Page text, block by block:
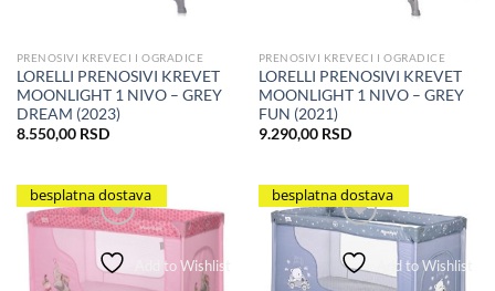
PRENOSIVI KREVECI I OGRADICE
LORELLI PRENOSIVI KREVET
MOONLIGHT 1 NIVO – GREY
DREAM (2023)
8.550,00 RSD
PRENOSIVI KREVECI I OGRADICE
LORELLI PRENOSIVI KREVET
MOONLIGHT 1 NIVO – GREY
FUN (2021)
9.290,00 RSD
besplatna dostava
Add to Wishlist
besplatna dostava
Add to Wishlist